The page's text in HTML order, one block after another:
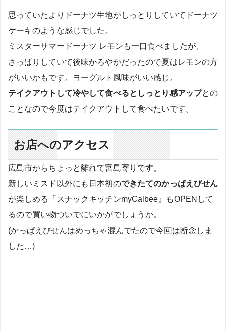
思っていたよりドーナツ生地がしっとりしていてドーナツ
ケーキのような感じでした。
ミスターサマードーナツ レモンも一口食べましたが、
さっぱりしていて後味かろやかだったので夏はレモンの方
がいいかもです。ヨーグルト風味がいい感じ。
テイクアウトして冷やして食べるとしっとり感アップとの
ことなので今度はテイクアウトして食べたいです。
お店へのアクセス
広島市からちょっと離れて宮島寄りです。
新しいミスド以外にも日本初のできたてのかっぱえびせん
が楽しめる『スナックキッチンmyCalbee』もOPENして
るので買い物ついでにいかがでしょうか。
(かっぱえびせんはめっちゃ混んでたので今回は断念しま
した…)